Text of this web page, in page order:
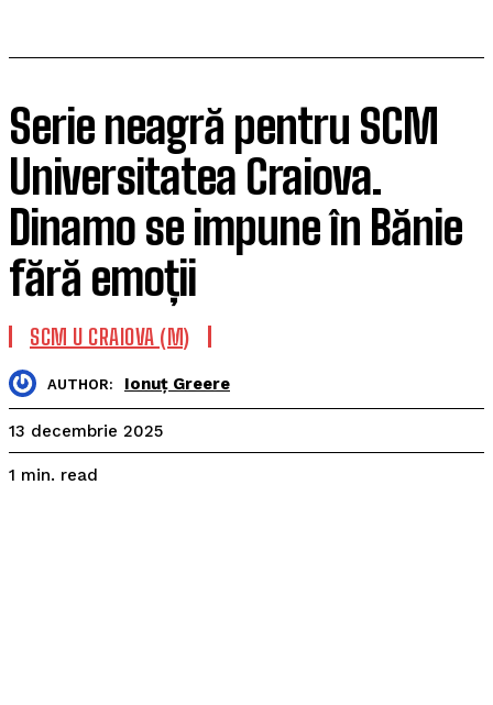
Serie neagră pentru SCM
Universitatea Craiova.
Dinamo se impune în Bănie
fără emoții
SCM U CRAIOVA (M)
AUTHOR: Ionuț Greere
13 decembrie 2025
1 min. read